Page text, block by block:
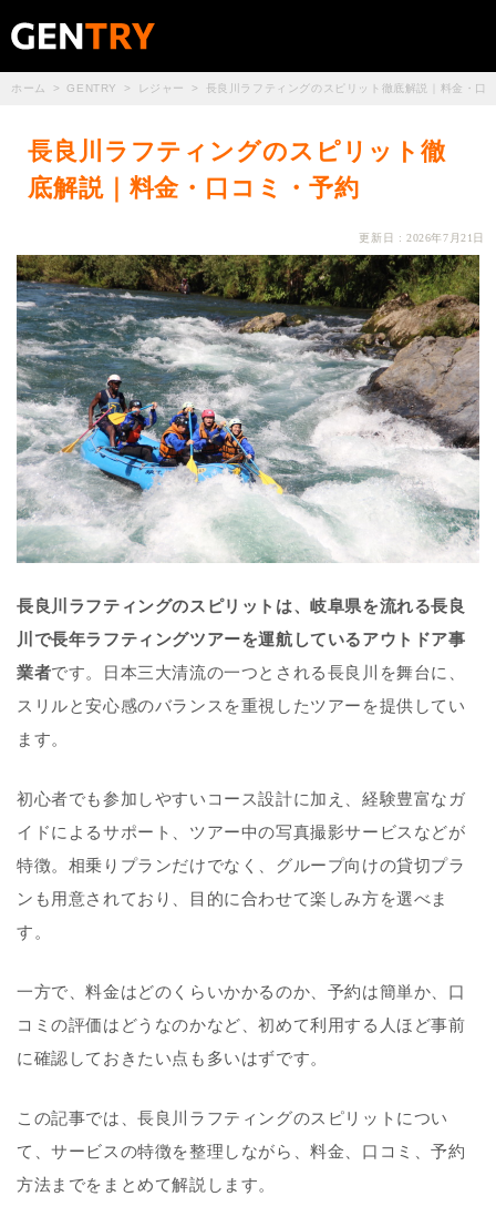
ホーム GENTRY レジャー 長良川ラフティングのスピリット徹底解説｜料金・口
長良川ラフティングのスピリット徹
底解説｜料金・口コミ・予約
更新日 : 2026年7月21日
長良川ラフティングのスピリットは、岐阜県を流れる長良
川で長年ラフティングツアーを運航しているアウトドア事
業者です。日本三大清流の一つとされる長良川を舞台に、
スリルと安心感のバランスを重視したツアーを提供してい
ます。
初心者でも参加しやすいコース設計に加え、経験豊富なガ
イドによるサポート、ツアー中の写真撮影サービスなどが
特徴。相乗りプランだけでなく、グループ向けの貸切プラ
ンも用意されており、目的に合わせて楽しみ方を選べま
す。
一方で、料金はどのくらいかかるのか、予約は簡単か、口
コミの評価はどうなのかなど、初めて利用する人ほど事前
に確認しておきたい点も多いはずです。
この記事では、長良川ラフティングのスピリットについ
て、サービスの特徴を整理しながら、料金、口コミ、予約
方法までをまとめて解説します。